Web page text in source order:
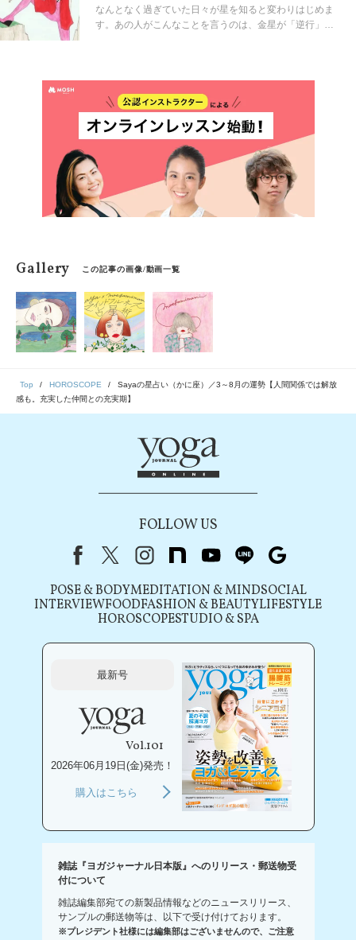
に。マインドフルに生きられるようになるのです。
「今、ここ」を生きるためのマインドフルネスな占星術
熱が湧き出る】
なんとなく過ぎていた日々が星を知ると変わりはじめま
す。あの人がこんなことを言うのは、金星が「逆行」し
に。マインドフルに生きられるようになるのです。
「今、ここ」を生きるためのマインドフルネスな占星術
です。
Gallery この記事の画像/動画一覧
Top HOROSCOPE
Sayaの星占い（かに座）／3～8月の運勢【人間関係では解放
感も。充実した仲間との充実期】
FOLLOW US
FacebookX（旧Twitter）
instagram
note youtubeline
POSE & BODYMEDITATION & MINDSOCIAL
INTERVIEWFOODFASHION & BEAUTYLIFESTYLE
HOROSCOPESTUDIO & SPA
最新号
Vol.101
2026年06月19日(金)発売！
購入はこちら
雑誌『ヨガジャーナル日本版』へのリリース・郵送物受
付について
雑誌編集部宛ての新製品情報などのニュースリリース、
サンプルの郵送物等は、以下で受け付けております。
※プレジデント社様には編集部はございませんので、ご注意